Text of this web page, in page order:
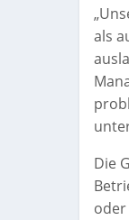
als
Die